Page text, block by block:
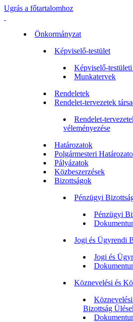
Ugrás a főtartalomhoz
Önkormányzat
Képviselő-testület
Képviselő-
Munkatervek
Rendeletek
Rendelet-tervezetek
Rendelet-
véleményezése
Határozatok
Polgármesteri
Pályázatok
Közbeszerzések
Bizottságok
Pénzügyi
Pénzügyi
Jogi és Ügyrendi
Jogi és
Köznevelési és
Bizottság